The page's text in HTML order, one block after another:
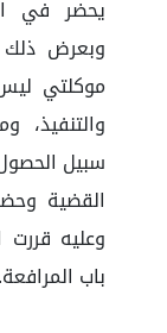
يحضر في
وبعرض ذلك
موكلتي
سبيل
القضية
وعليه
باب المرافعة.